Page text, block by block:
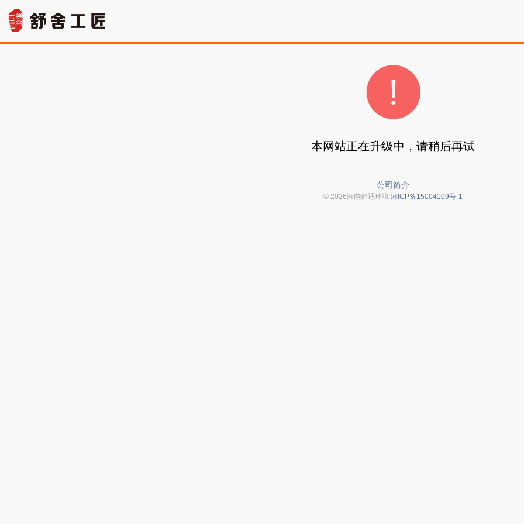
本网站正在升级中，请稍后再试
公司简介
© 2026湘能舒适环境 湘ICP备15004109号-1